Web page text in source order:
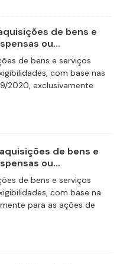
de bens e
ou...
de bens e serviços
com base nas
2020, exclusivamente
de bens e
ou...
de bens e serviços
com base na
para as ações de